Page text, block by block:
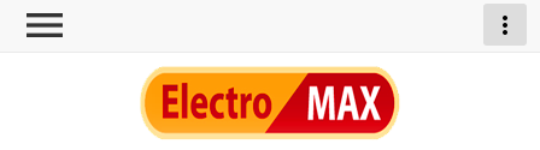
menu more_vert